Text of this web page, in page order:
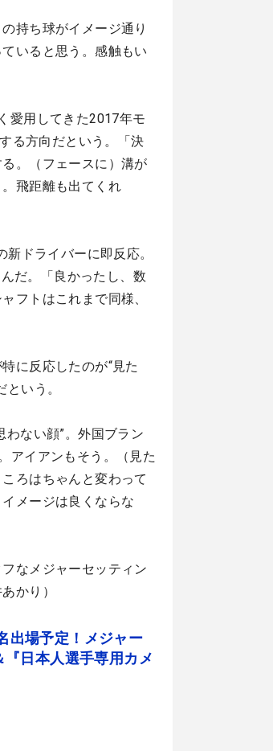
持ち球がイメージ通り
いると思う。感触もい
愛用してきた2017年モ
る方向だという。「決
。（フェースに）溝が
飛距離も出てくれ
ドライバーに即反応。
だ。「良かったし、数
フトはこれまで同様、
に反応したのが“見た
いう。
わない顔”。外国ブラン
アイアンもそう。（見た
ろはちゃんと変わって
メージは良くならな
なメジャーセッティン
かり）
出場予定！メジャー
『日本人選手専用カメ